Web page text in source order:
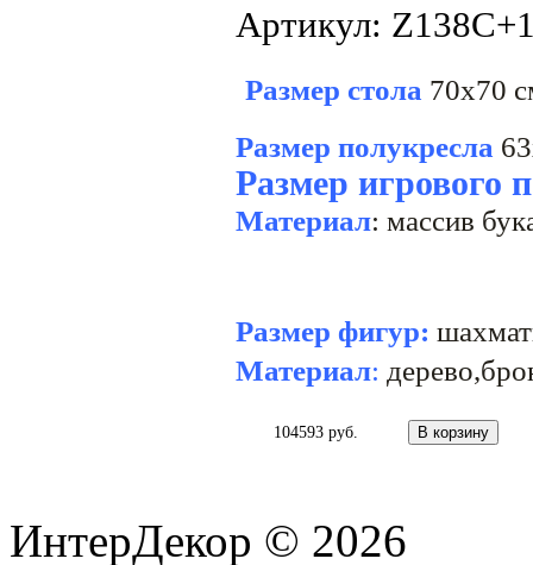
Артикул:
Размер стола 70х70
Размер полукресла
Размер игрового
Материал: массив
Размер фигур:
Материал:
104593 руб.
ИнтерДекор © 2026